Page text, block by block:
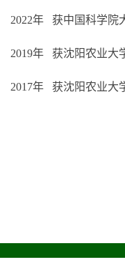
2022年 获中国科学院
2019年 获沈阳农业大
2017年 获沈阳农业大